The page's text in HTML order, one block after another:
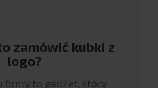
zamówić kubki z
logo?
firmy to gadżet, który